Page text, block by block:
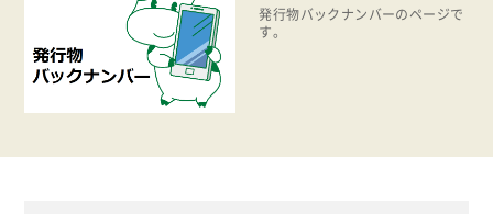
いなぎめぐみの里山
ぱる★キッズ
パルシステムでんき
2016年
発行物バックナンバーのページで
す。